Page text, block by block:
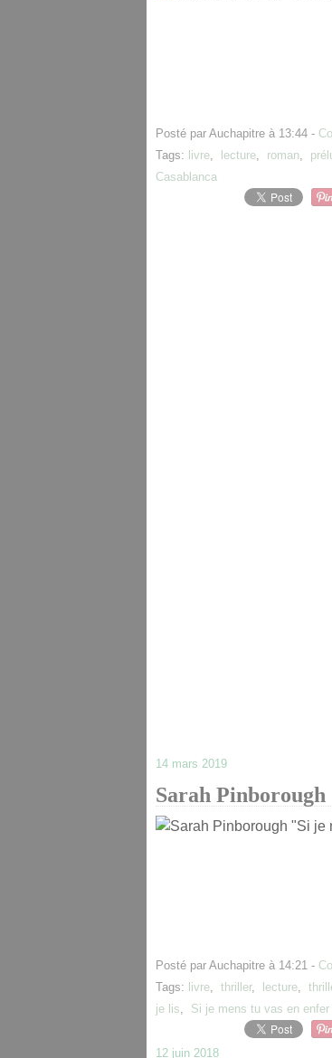
Posté par Auchapitre à 13:44 -
Tags: livre, lecture, roman,
Casablanca
14 mars 2019
Sarah
Posté par Auchapitre à 14:21 -
Tags: livre, thriller, lecture,
je lis, Si je mens tu vas en enfer
12 juin 2018